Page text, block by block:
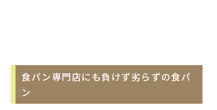
食パン専門店にも負けず劣らずの食パ
ン